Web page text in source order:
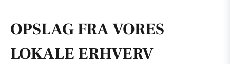
OPSLAG FRA VORES
LOKALE ERHVERV